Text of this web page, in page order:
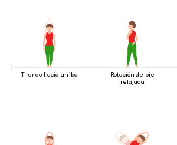
Tirando hacia arriba
Rotación de pie
relajada